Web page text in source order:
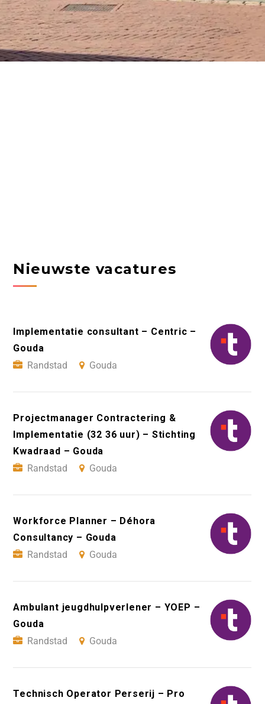
Nieuwste vacatures
Implementatie consultant – Centric –
Gouda
Randstad
Gouda
Projectmanager Contractering &
Implementatie (32 36 uur) – Stichting
Kwadraad – Gouda
Randstad
Gouda
Workforce Planner – Déhora
Consultancy – Gouda
Randstad
Gouda
Ambulant jeugdhulpverlener – YOEP –
Gouda
Randstad
Gouda
Technisch Operator Perserij – Pro